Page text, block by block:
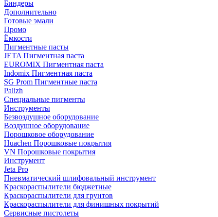
Биндеры
Дополнительно
Готовые эмали
Промо
Ёмкости
Пигментные пасты
JETA Пигментная паста
EUROMIX Пигментная паста
Indomix Пигментная паста
SG Prom Пигментные паста
Palizh
Специальные пигменты
Инструменты
Безвоздушное оборудование
Воздушное оборудование
Порошковое оборудование
Huachen Порошковые покрытия
VN Порошковые покрытия
Инструмент
Jeta Pro
Пневматический шлифовальный инструмент
Краскораспылители бюджетные
Краскораспылители для грунтов
Краскораспылители для финишных покрытий
Сервисные пистолеты